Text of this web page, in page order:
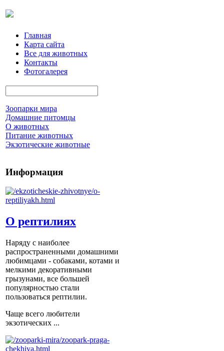
Главная
Карта сайта
Все для животных
Контакты
Фотогалерея
Зоопарки мира
Домашние питомцы
О животных
Питание животных
Экзотические животные
Информация
О рептилиях
Наряду с наиболее
распространенными домашними
любимцами - собаками, котами и
мелкими декоративными
грызунами, все большей
популярностью стали
пользоваться рептилии.
Чаще всего любители
экзотических ...